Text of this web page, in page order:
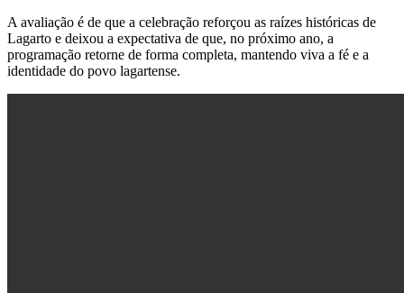
A avaliação é de que a celebração reforçou as raízes históricas de
Lagarto e deixou a expectativa de que, no próximo ano, a
programação retorne de forma completa, mantendo viva a fé e a
identidade do povo lagartense.